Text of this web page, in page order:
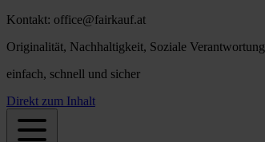
Kontakt: office@fairkauf.at
Originalität, Nachhaltigkeit, Soziale Verantwortung
einfach, schnell und sicher
Direkt zum Inhalt